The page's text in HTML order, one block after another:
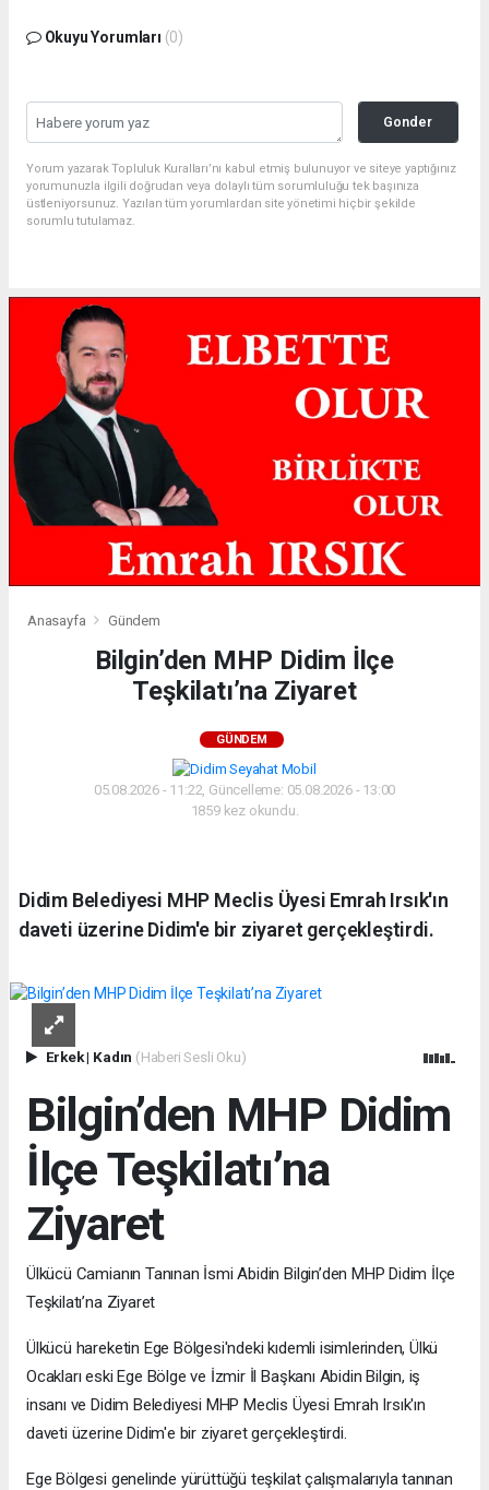
Okuyu Yorumları (0)
Gonder
Yorum yazarak Topluluk Kuralları’nı kabul etmiş bulunuyor ve siteye yaptığınız
yorumunuzla ilgili doğrudan veya dolaylı tüm sorumluluğu tek başınıza
üstleniyorsunuz. Yazılan tüm yorumlardan site yönetimi hiçbir şekilde
sorumlu tutulamaz.
Anasayfa Gündem
Bilgin’den MHP Didim İlçe
Teşkilatı’na Ziyaret
GÜNDEM
05.08.2026 - 11:22, Güncelleme: 05.08.2026 - 13:00
1859 kez okundu.
Didim Belediyesi MHP Meclis Üyesi Emrah Irsık'ın
daveti üzerine Didim'e bir ziyaret gerçekleştirdi.
Erkek| Kadın (Haberi Sesli Oku)
Bilgin’den MHP Didim
İlçe Teşkilatı’na
Ziyaret
Ülkücü Camianın Tanınan İsmi Abidin Bilgin’den MHP Didim İlçe
Teşkilatı’na Ziyaret
Ülkücü hareketin Ege Bölgesi'ndeki kıdemli isimlerinden, Ülkü
Ocakları eski Ege Bölge ve İzmir İl Başkanı Abidin Bilgin, iş
insanı ve Didim Belediyesi MHP Meclis Üyesi Emrah Irsık'ın
daveti üzerine Didim'e bir ziyaret gerçekleştirdi.
Ege Bölgesi genelinde yürüttüğü teşkilat çalışmalarıyla tanınan